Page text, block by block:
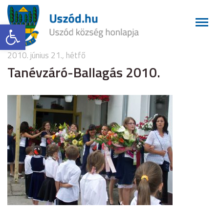
Eszköztár megnyitása
2010. június 21., hétfő
Tanévzáró-Ballagás 2010.